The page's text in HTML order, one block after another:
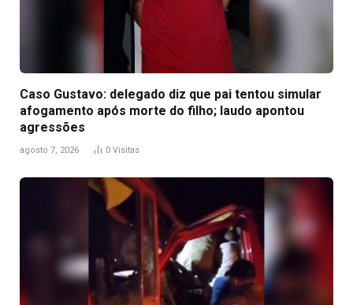
Caso Gustavo: delegado diz que pai tentou simular
afogamento após morte do filho; laudo apontou
agressões
agosto 7, 2026 0 Visitas